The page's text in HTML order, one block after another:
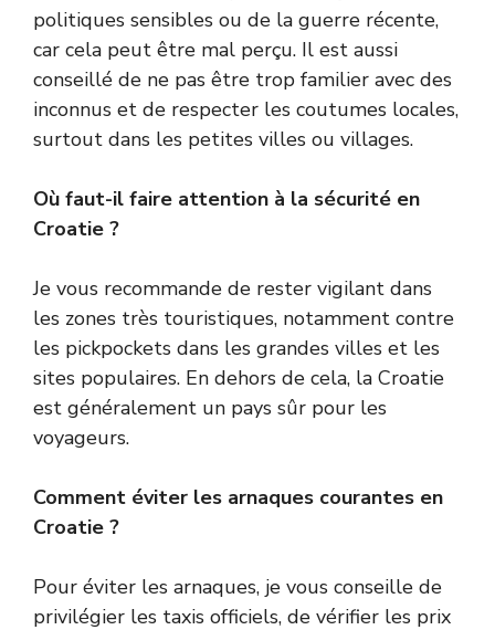
politiques sensibles ou de la guerre récente,
car cela peut être mal perçu. Il est aussi
conseillé de ne pas être trop familier avec des
inconnus et de respecter les coutumes locales,
surtout dans les petites villes ou villages.
Où faut-il faire attention à la sécurité en
Croatie ?
Je vous recommande de rester vigilant dans
les zones très touristiques, notamment contre
les pickpockets dans les grandes villes et les
sites populaires. En dehors de cela, la Croatie
est généralement un pays sûr pour les
voyageurs.
Comment éviter les arnaques courantes en
Croatie ?
Pour éviter les arnaques, je vous conseille de
privilégier les taxis officiels, de vérifier les prix